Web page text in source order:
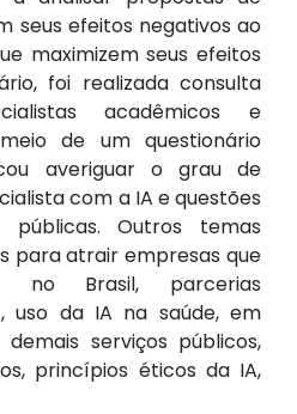
seus efeitos negativos ao
maximizem seus efeitos
foi realizada consulta
acadêmicos e
de um questionário
averiguar o grau de
com a IA e questões
públicas. Outros temas
para atrair empresas que
no Brasil, parcerias
uso da IA na saúde, em
serviços públicos,
princípios éticos da IA,